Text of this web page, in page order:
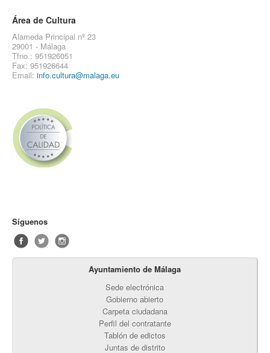
Área de Cultura
Alameda Principal nº 23
29001 - Málaga
Tfno.: 951926051
Fax: 951926644
Email: info.cultura@malaga.eu
Síguenos
Ayuntamiento de Málaga
Sede electrónica
Gobierno abierto
Carpeta ciudadana
Perfil del contratante
Tablón de edictos
Juntas de distrito